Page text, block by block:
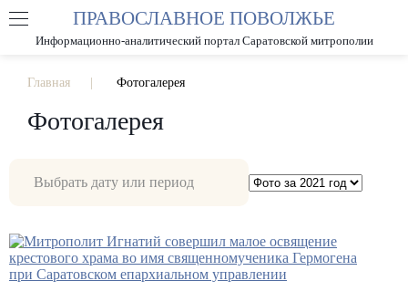
РАЗМЕР ШРИФТА А А
ПРАВОСЛАВНОЕ ПОВОЛЖЬЕ
Информационно-аналитический портал Саратовской митрополии
Главная Фотогалерея
Фотогалерея